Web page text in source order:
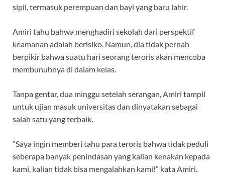
sipil, termasuk perempuan dan bayi yang baru lahir.
Amiri tahu bahwa menghadiri sekolah dari perspektif
keamanan adalah berisiko. Namun, dia tidak pernah
berpikir bahwa suatu hari seorang teroris akan mencoba
membunuhnya di dalam kelas.
Tanpa gentar, dua minggu setelah serangan, Amiri tampil
untuk ujian masuk universitas dan dinyatakan sebagai
salah satu yang terbaik.
“Saya ingin memberi tahu para teroris bahwa tidak peduli
seberapa banyak penindasan yang kalian kenakan kepada
kami, kalian tidak bisa mengalahkan kami!” kata Amiri.